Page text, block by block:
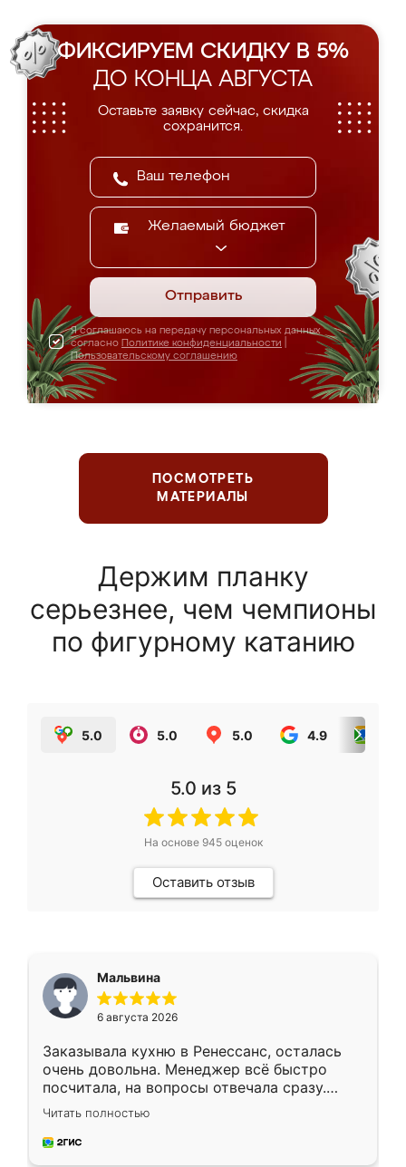
ФИКСИРУЕМ СКИДКУ В 5%
ДО КОНЦА АВГУСТА
Оставьте заявку сейчас, скидка
сохранится.
Желаемый бюджет
Отправить
Я соглашаюсь на передачу персональных данных
согласно Политике конфиденциальности
Пользовательскому соглашению
ПОСМОТРЕТЬ
МАТЕРИАЛЫ
Держим планку
серьезнее, чем чемпионы
по фигурному катанию
5.0 5.0 5.0 4.9
5.0 из 5
На основе 945оценок
Оставить отзыв
Мальвина
6 августа 2026
Заказывала кухню в Ренессанс, осталась
очень довольна. Менеджер всё быстро
посчитала, на вопросы отвечала сразу.
Замерщик приехал в субботу, подошёл к
делу со всей ответственностью. Собрали
за день, ребята работали аккуратно, даже
Читать полностью